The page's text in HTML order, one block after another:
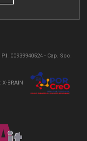
00939940524 - Cap. Soc.
BRAIN